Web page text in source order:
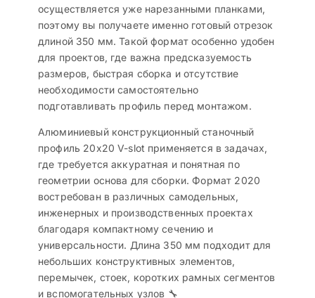
осуществляется уже нарезанными планками,
поэтому вы получаете именно готовый отрезок
длиной 350 мм. Такой формат особенно удобен
для проектов, где важна предсказуемость
размеров, быстрая сборка и отсутствие
необходимости самостоятельно
подготавливать профиль перед монтажом.
Алюминиевый конструкционный станочный
профиль 20х20 V-slot применяется в задачах,
где требуется аккуратная и понятная по
геометрии основа для сборки. Формат 2020
востребован в различных самодельных,
инженерных и производственных проектах
благодаря компактному сечению и
универсальности. Длина 350 мм подходит для
небольших конструктивных элементов,
перемычек, стоек, коротких рамных сегментов
и вспомогательных узлов 🔧